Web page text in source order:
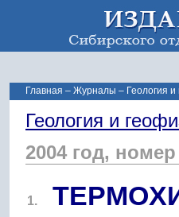
Главная – Журналы – Геология
Геология и
2004 год,
1.